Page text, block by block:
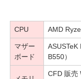
CPU AMD
マザー
ボード
B550）
CFD 販売